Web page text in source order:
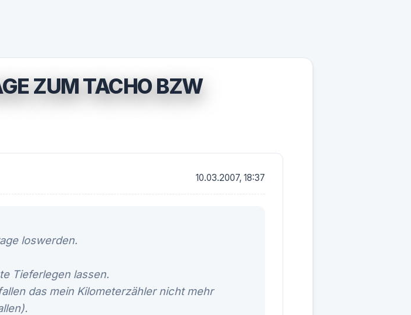
ZUM TACHO BZW
10.03.2007, 18:37
loswerden.
Tieferlegen lassen.
das mein Kilometerzähler nicht mehr